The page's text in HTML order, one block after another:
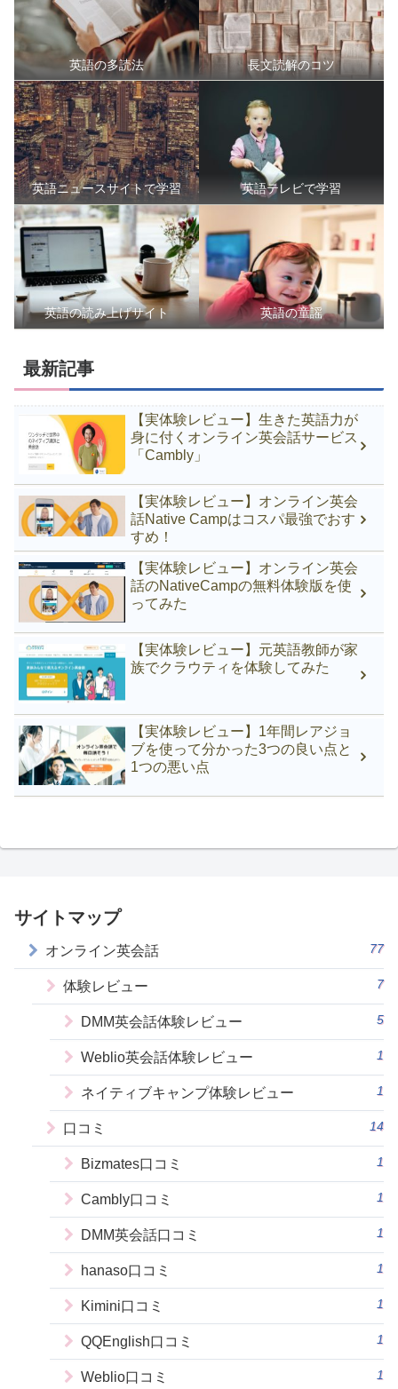
英語の多読法 長文読解のコツ
英語ニュースサイトで学習 英語テレビで学習
英語の読み上げサイト 英語の童謡
最新記事
【実体験レビュー】生きた英語力が
身に付くオンライン英会話サービス
「Cambly」
【実体験レビュー】オンライン英会
話Native Campはコスパ最強でおす
すめ！
【実体験レビュー】オンライン英会
話のNativeCampの無料体験版を使
ってみた
【実体験レビュー】元英語教師が家
族でクラウティを体験してみた
【実体験レビュー】1年間レアジョ
ブを使って分かった3つの良い点と
1つの悪い点
サイトマップ
オンライン英会話 77
体験レビュー 7
DMM英会話体験レビュー 5
Weblio英会話体験レビュー 1
ネイティブキャンプ体験レビュー 1
口コミ 14
Bizmates口コミ 1
Cambly口コミ 1
DMM英会話口コミ 1
hanaso口コミ 1
Kimini口コミ 1
QQEnglish口コミ 1
Weblio口コミ 1